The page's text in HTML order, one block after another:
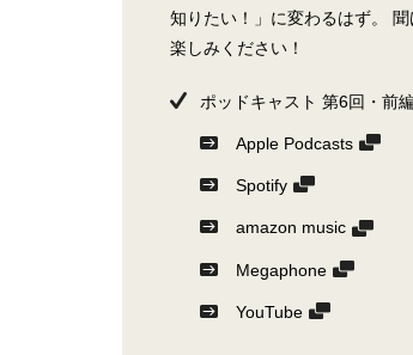
知りたい！」に変わるはず。
楽しみください！
ポッドキャスト 第6回・前
Apple Podcasts
Spotify
amazon music
Megaphone
YouTube